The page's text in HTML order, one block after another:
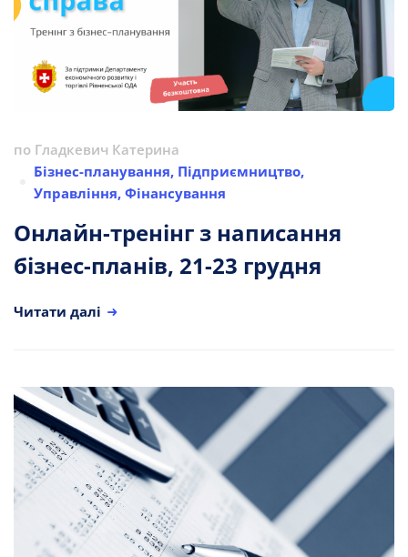
по Гладкевич Катерина
Бізнес-планування, Підприємництво,
Управління, Фінансування
Онлайн-тренінг з написання
бізнес-планів, 21-23 грудня
Читати далі